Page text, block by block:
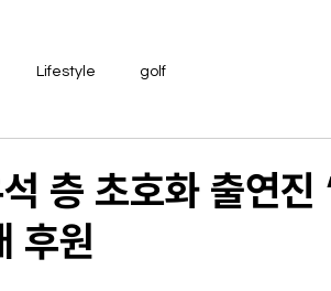
Lifestyle golf
층 초호화 출연진
후원